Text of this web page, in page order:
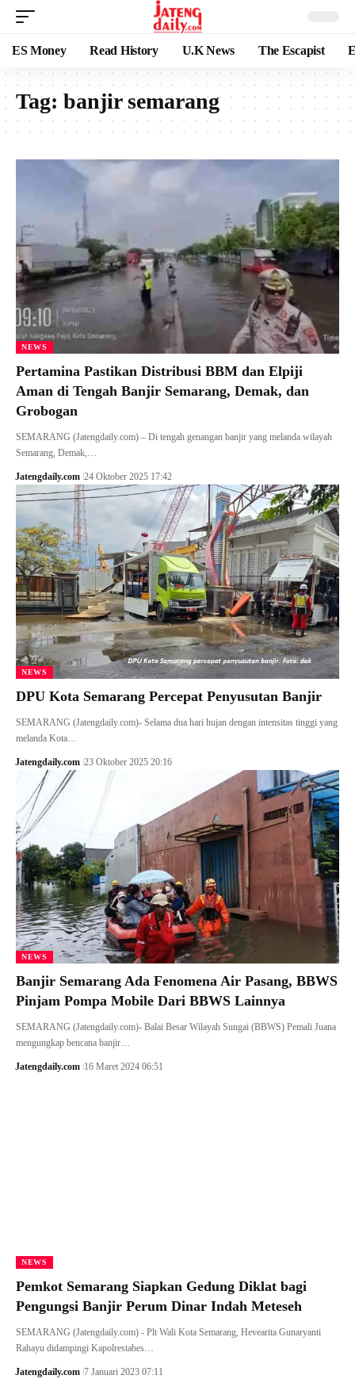
ES Money Read History U.K News The Escapist
Tag: banjir semarang
NEWS
Pertamina Pastikan Distribusi BBM dan Elpiji
Aman di Tengah Banjir Semarang, Demak, dan
Grobogan
SEMARANG (Jatengdaily.com) – Di tengah genangan banjir yang melanda wilayah
Semarang, Demak,…
Jatengdaily.com 24 Oktober 2025 17:42
NEWS
DPU Kota Semarang Percepat Penyusutan Banjir
SEMARANG (Jatengdaily.com)- Selama dua hari hujan dengan intensitas tinggi yang
melanda Kota…
Jatengdaily.com 23 Oktober 2025 20:16
NEWS
Banjir Semarang Ada Fenomena Air Pasang, BBWS
Pinjam Pompa Mobile Dari BBWS Lainnya
SEMARANG (Jatengdaily.com)- Balai Besar Wilayah Sungai (BBWS) Pemali Juana
mengungkap bencana banjir…
Jatengdaily.com 16 Maret 2024 06:51
NEWS
Pemkot Semarang Siapkan Gedung Diklat bagi
Pengungsi Banjir Perum Dinar Indah Meteseh
SEMARANG (Jatengdaily.com) - Plt Wali Kota Semarang, Hevearita Gunaryanti
Rahayu didampingi Kapolrestabes…
Jatengdaily.com 7 Januari 2023 07:11